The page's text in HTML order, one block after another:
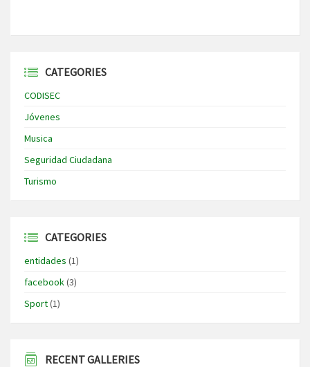
CATEGORIES
CODISEC
Jóvenes
Musica
Seguridad Ciudadana
Turismo
CATEGORIES
entidades (1)
facebook(3)
Sport(1)
RECENT GALLERIES